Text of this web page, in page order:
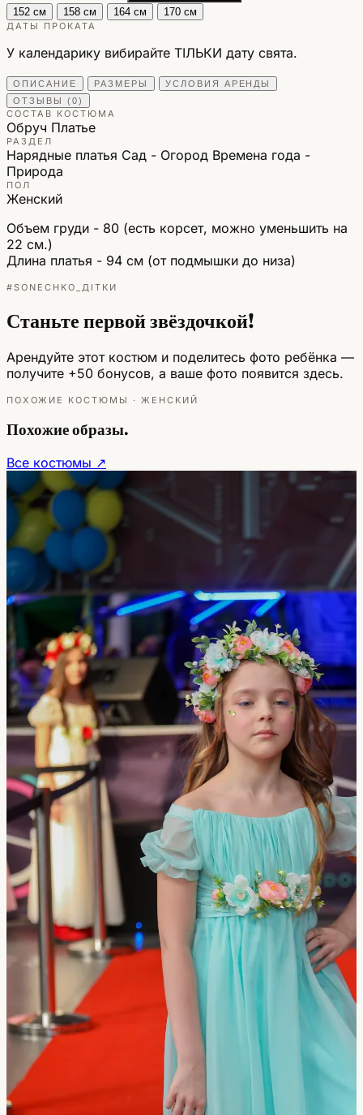
152 см
158 см 164 см 170 см
ДАТЫ ПРОКАТА
У календарику вибирайте ТІЛЬКИ дату свята.
ОПИСАНИЕ РАЗМЕРЫ
УСЛОВИЯ АРЕНДЫ
ОТЗЫВЫ (0)
СОСТАВ КОСТЮМА
Обруч Платье
РАЗДЕЛ
Нарядные платья Сад - Огород Времена года -
Природа
ПОЛ
Женский
Объем груди - 80 (есть корсет, можно уменьшить на
22 см.)
Длина платья - 94 см (от подмышки до низа)
#SONECHKO_ДІТКИ
Станьте первой звёздочкой!
Арендуйте этот костюм и поделитесь фото ребёнка —
получите +50 бонусов, а ваше фото появится здесь.
ПОХОЖИЕ КОСТЮМЫ · ЖЕНСКИЙ
Похожие образы.
Все костюмы ↗